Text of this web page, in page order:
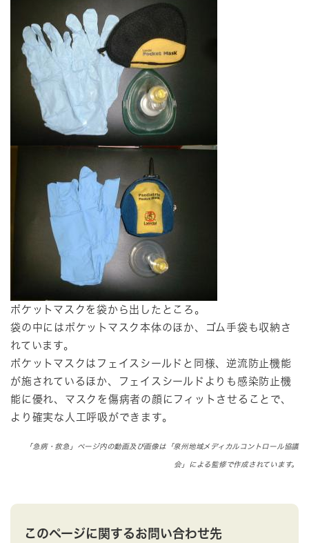
ポケットマスクを袋から出したところ。
袋の中にはポケットマスク本体のほか、ゴム手袋も収納さ
れています。
ポケットマスクはフェイスシールドと同様、逆流防止機能
が施されているほか、フェイスシールドよりも感染防止機
能に優れ、マスクを傷病者の顔にフィットさせることで、
より確実な人工呼吸ができます。
「急病・救急」ページ内の動画及び画像は「泉州地域メディカルコントロール協議
会」による監修で作成されています。
このページに関するお問い合わせ先